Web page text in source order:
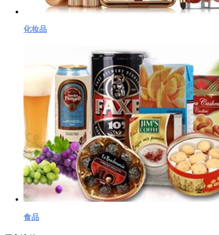
化妆品
食品